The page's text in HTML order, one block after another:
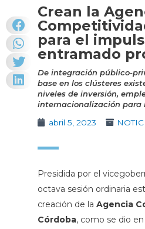
Crean la
para el
entramado
De integración público-
base en los clústeres
niveles de inversión,
internacionalización para
abril 5, 2023
Presidida por el
octava sesión ordinaria
creación de la Agencia
Córdoba, como se dio